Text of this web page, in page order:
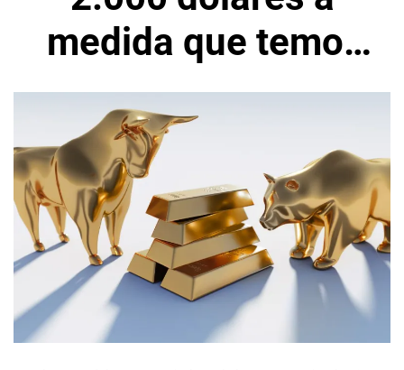
medida que temor
impulsan la
demanda de
refugio seguro